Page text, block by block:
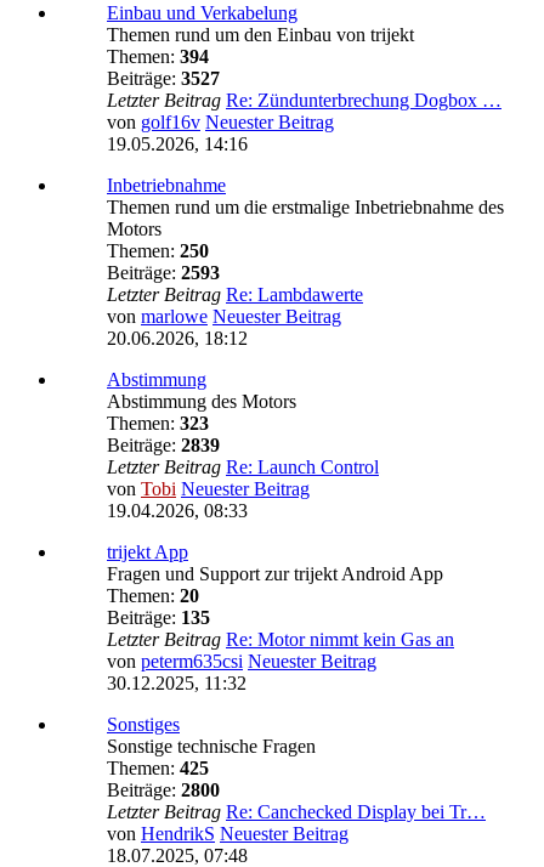
Einbau und Verkabelung
Themen rund um den Einbau von trijekt
Themen: 394
Beiträge: 3527
Letzter Beitrag Re: Zündunterbrechung Dogbox …
von golf16v Neuester Beitrag
19.05.2026, 14:16
Inbetriebnahme
Themen rund um die erstmalige Inbetriebnahme des
Motors
Themen: 250
Beiträge: 2593
Letzter Beitrag Re: Lambdawerte
von marlowe Neuester Beitrag
20.06.2026, 18:12
Abstimmung
Abstimmung des Motors
Themen: 323
Beiträge: 2839
Letzter Beitrag Re: Launch Control
von Tobi Neuester Beitrag
19.04.2026, 08:33
trijekt App
Fragen und Support zur trijekt Android App
Themen: 20
Beiträge: 135
Letzter Beitrag Re: Motor nimmt kein Gas an
von peterm635csi Neuester Beitrag
30.12.2025, 11:32
Sonstiges
Sonstige technische Fragen
Themen: 425
Beiträge: 2800
Letzter Beitrag Re: Canchecked Display bei Tr…
von HendrikS Neuester Beitrag
18.07.2025, 07:48